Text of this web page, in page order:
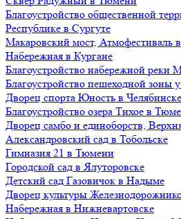
Благоустройство общественной
Республике в Сургуте
Макаровский мост, Атмофестиваль
Набережная в Кургане
Благоустройство набережной реки
Благоустройство пешеходной
Дворец спорта Юность в Челябинске
Благоустройство озера Тихое в
Дворец самбо и единоборств,
Александровский сад в Тобольске
Гимназия 21 в Тюмени
Городской сад в Ялуторовске
Детский сад Газовичок в Надыме
Дворец культуры
Набережная в Нижневартовске